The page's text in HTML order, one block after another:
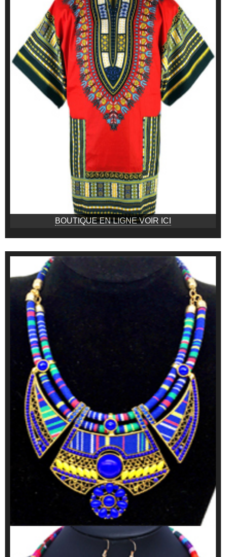
BOUTIQUE EN LIGNE VOIR ICI